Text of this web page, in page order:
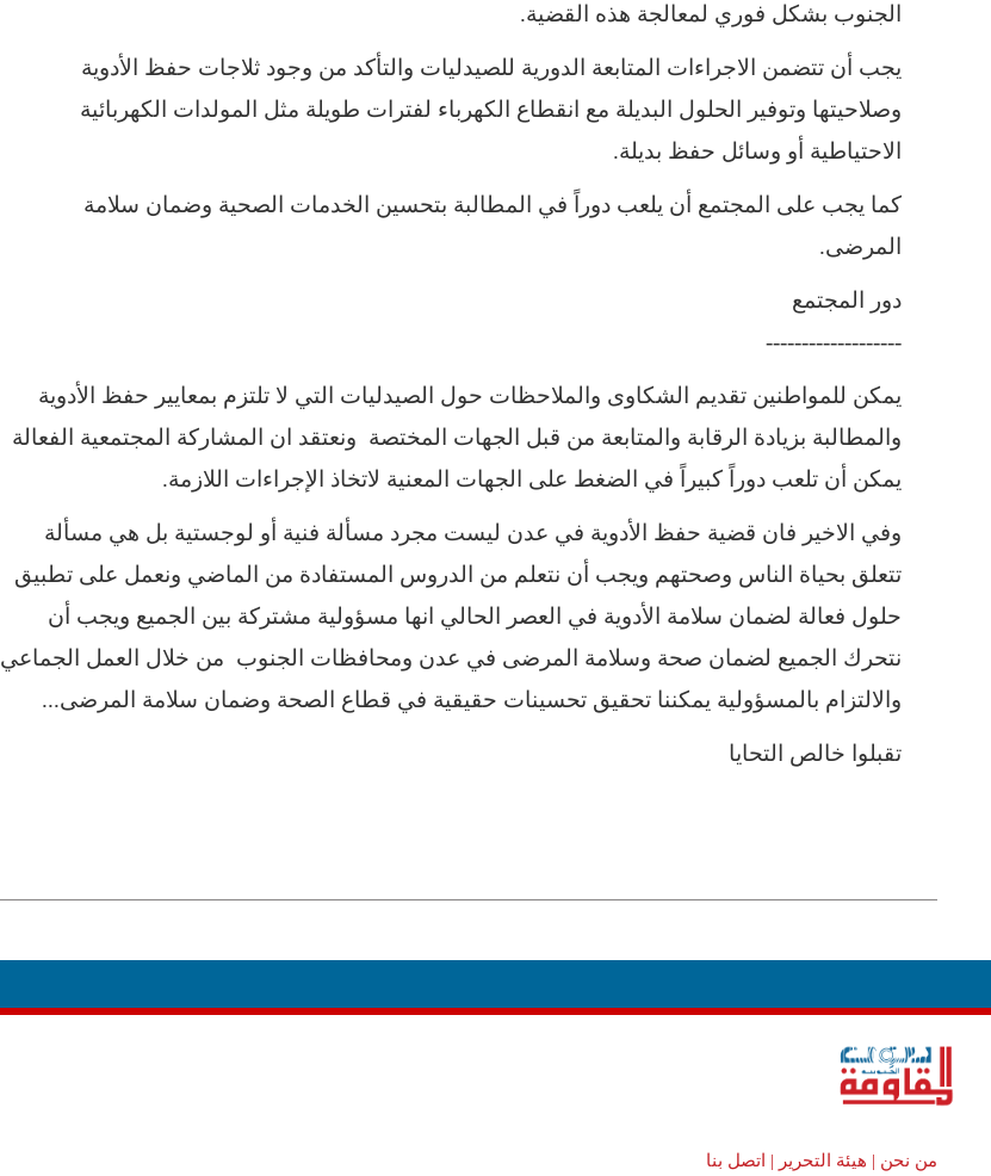
الجنوب بشكل فوري لمعالجة هذه القضية.
يجب أن تتضمن الاجراءات المتابعة الدورية للصيدليات والتأكد من وجود ثلاجات حفظ الأدوية
وصلاحيتها وتوفير الحلول البديلة مع انقطاع الكهرباء لفترات طويلة مثل المولدات الكهربائية
الاحتياطية أو وسائل حفظ بديلة.
كما يجب على المجتمع أن يلعب دوراً في المطالبة بتحسين الخدمات الصحية وضمان سلامة
المرضى.
دور المجتمع
-------------------
يمكن للمواطنين تقديم الشكاوى والملاحظات حول الصيدليات التي لا تلتزم بمعايير حفظ الأدوية
والمطالبة بزيادة الرقابة والمتابعة من قبل الجهات المختصة ونعتقد ان المشاركة المجتمعية الفعالة
يمكن أن تلعب دوراً كبيراً في الضغط على الجهات المعنية لاتخاذ الإجراءات اللازمة.
وفي الاخير فان قضية حفظ الأدوية في عدن ليست مجرد مسألة فنية أو لوجستية بل هي مسألة
تتعلق بحياة الناس وصحتهم ويجب أن نتعلم من الدروس المستفادة من الماضي ونعمل على تطبيق
حلول فعالة لضمان سلامة الأدوية في العصر الحالي انها مسؤولية مشتركة بين الجميع ويجب أن
نتحرك الجميع لضمان صحة وسلامة المرضى في عدن ومحافظات الجنوب من خلال العمل الجماعي
والالتزام بالمسؤولية يمكننا تحقيق تحسينات حقيقية في قطاع الصحة وضمان سلامة المرضى...
تقبلوا خالص التحايا
من نحن | هيئة التحرير | اتصل بنا